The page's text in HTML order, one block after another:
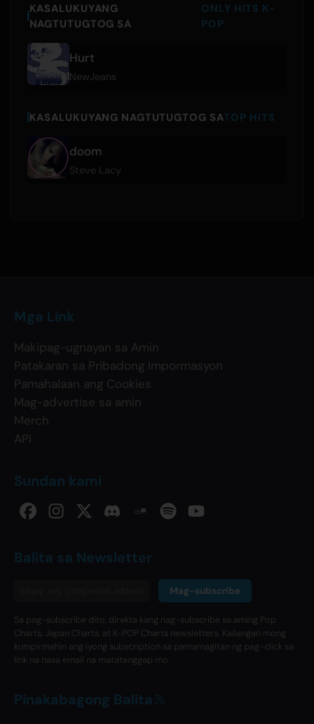
KASALUKUYANG
NAGTUTUGTOG SA
ONLY HITS K-
POP
Hurt
NewJeans
KASALUKUYANG NAGTUTUGTOG SATOP HITS
doom
Steve Lacy
Mga Link
Makipag-ugnayan sa Amin
Patakaran sa Pribadong Impormasyon
Pamahalaan ang Cookies
Mag-advertise sa amin
Merch
API
Sundan kami
Balita sa Newsletter
Mag-subscribe
Sa pag-subscribe dito, direkta kang nag-subscribe sa aming Pop
Charts, Japan Charts, at K-POP Charts newsletters. Kailangan mong
kumpirmahin ang iyong subscription sa pamamagitan ng pag-click sa
link na nasa email na matatanggap mo.
Pinakabagong Balita